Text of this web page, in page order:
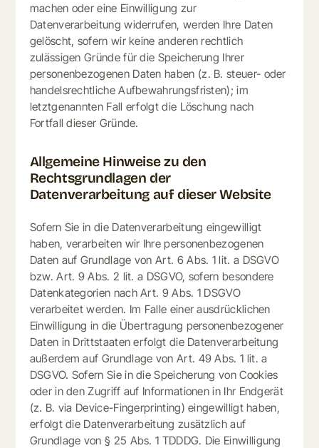
machen oder eine Einwilligung zur
Datenverarbeitung widerrufen, werden Ihre Daten
gelöscht, sofern wir keine anderen rechtlich
zulässigen Gründe für die Speicherung Ihrer
personenbezogenen Daten haben (z. B. steuer- oder
handelsrechtliche Aufbewahrungsfristen); im
letztgenannten Fall erfolgt die Löschung nach
Fortfall dieser Gründe.
Allgemeine Hinweise zu den
Rechtsgrundlagen der
Datenverarbeitung auf dieser Website
Sofern Sie in die Datenverarbeitung eingewilligt
haben, verarbeiten wir Ihre personenbezogenen
Daten auf Grundlage von Art. 6 Abs. 1 lit. a DSGVO
bzw. Art. 9 Abs. 2 lit. a DSGVO, sofern besondere
Datenkategorien nach Art. 9 Abs. 1 DSGVO
verarbeitet werden. Im Falle einer ausdrücklichen
Einwilligung in die Übertragung personenbezogener
Daten in Drittstaaten erfolgt die Datenverarbeitung
außerdem auf Grundlage von Art. 49 Abs. 1 lit. a
DSGVO. Sofern Sie in die Speicherung von Cookies
oder in den Zugriff auf Informationen in Ihr Endgerät
(z. B. via Device-Fingerprinting) eingewilligt haben,
erfolgt die Datenverarbeitung zusätzlich auf
Grundlage von § 25 Abs. 1 TDDDG. Die Einwilligung